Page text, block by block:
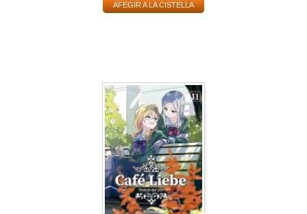
AFEGIR A LA CISTELLA